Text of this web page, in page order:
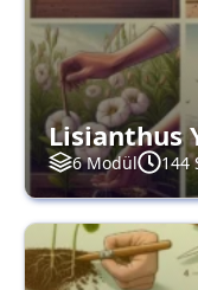
Lisianthus
6 Modül 144